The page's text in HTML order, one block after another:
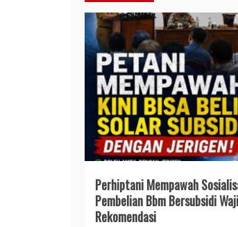
Perhiptani Mempawah
Pembelian Bbm Bersubsidi
Rekomendasi